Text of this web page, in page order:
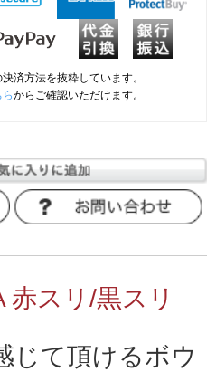
済方法を抜粋しています。
からご確認いただけます。
赤スリ/黒スリ
じて頂けるボウ